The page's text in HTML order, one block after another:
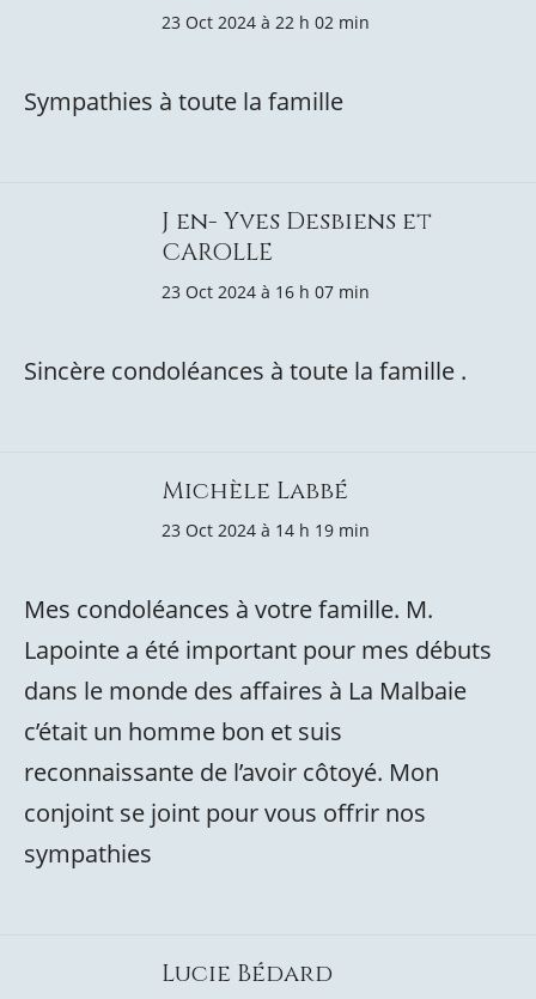
23 Oct 2024 à 22 h 02 min
Sympathies à toute la famille
J en- Yves Desbiens et
CAROLLE
23 Oct 2024 à 16 h 07 min
Sincère condoléances à toute la famille .
Michèle Labbé
23 Oct 2024 à 14 h 19 min
Mes condoléances à votre famille. M.
Lapointe a été important pour mes débuts
dans le monde des affaires à La Malbaie
c’était un homme bon et suis
reconnaissante de l’avoir côtoyé. Mon
conjoint se joint pour vous offrir nos
sympathies
Lucie Bédard